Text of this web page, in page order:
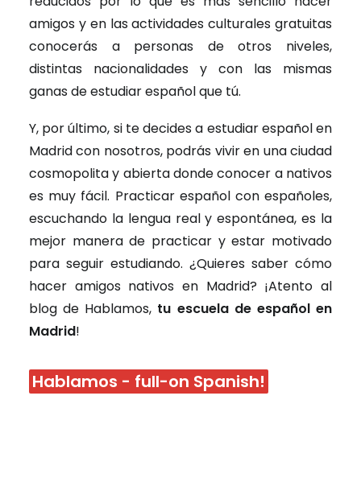
amigos y en las actividades culturales gratuitas
conocerás a personas de otros niveles,
distintas nacionalidades y con las mismas
ganas de estudiar español que tú.
Y, por último, si te decides a estudiar español en
Madrid con nosotros, podrás vivir en una ciudad
cosmopolita y abierta donde conocer a nativos
es muy fácil. Practicar español con españoles,
escuchando la lengua real y espontánea, es la
mejor manera de practicar y estar motivado
para seguir estudiando. ¿Quieres saber cómo
hacer amigos nativos en Madrid? ¡Atento al
blog de Hablamos, tu escuela de español en
Madrid!
Hablamos - full-on Spanish!